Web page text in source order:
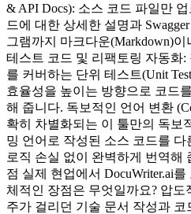
& API Docs): 소스 코드 파일만
드에 대한 상세한 설명과
그램까지 마크다운(Markdown)
테스트 코드 및 리팩토링 자동화
를 커버하는 단위 테스트(Unit
효율성을 높이는 방향으로 코드
해 줍니다. 독보적인 언어 변환
확히 차별화되는 이 툴만의 독보
밍 언어로 작성된 소스 코드를
로직 손실 없이 완벽하게 번역해
점 실제 현업에서 DocuWriter.ai
체적인 장점은 무엇일까요? 압도
주가 걸리던 기술 문서 작성과